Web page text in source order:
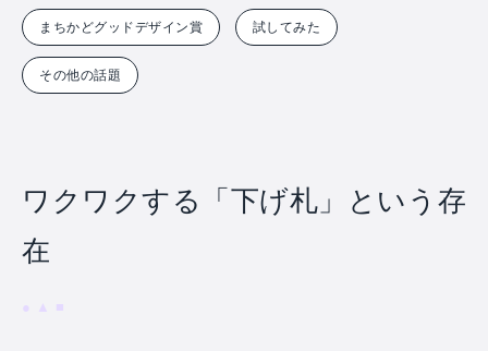
まちかどグッドデザイン賞 試してみた
その他の話題
ワクワクする「下げ札」という存
在